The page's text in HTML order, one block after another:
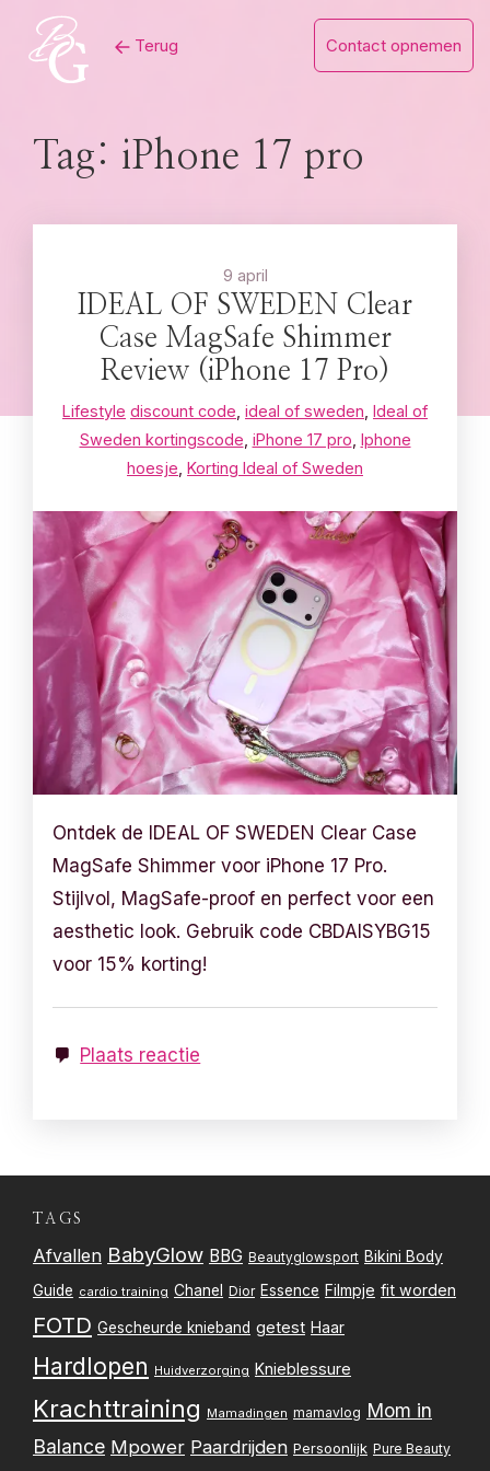
content
Terug Contact opnemen
Tag: iPhone 17 pro
9 april
IDEAL OF SWEDEN Clear
Case MagSafe Shimmer
Review (iPhone 17 Pro)
Lifestyle discount code ideal of sweden Ideal of
Sweden kortingscode iPhone 17 pro Iphone
hoesje Korting Ideal of Sweden
Ontdek de IDEAL OF SWEDEN Clear Case
MagSafe Shimmer voor iPhone 17 Pro.
Stijlvol, MagSafe-proof en perfect voor een
aesthetic look. Gebruik code CBDAISYBG15
voor 15% korting!
Plaats reactie
TAGS
Afvallen BabyGlow BBG Beautyglowsport Bikini Body
Guide cardio training Chanel Dior Essence Filmpje fit worden
FOTD Gescheurde knieband getest Haar
Hardlopen Huidverzorging Knieblessure
Krachttraining Mamadingen mamavlog Mom in
Balance Mpower Paardrijden Persoonlijk Pure Beauty